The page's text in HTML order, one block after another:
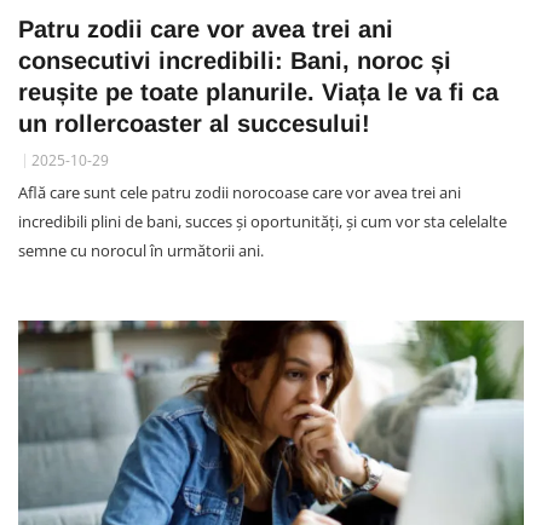
Patru zodii care vor avea trei ani
consecutivi incredibili: Bani, noroc și
reușite pe toate planurile. Viața le va fi ca
un rollercoaster al succesului!
2025-10-29
Află care sunt cele patru zodii norocoase care vor avea trei ani
incredibili plini de bani, succes și oportunități, și cum vor sta celelalte
semne cu norocul în următorii ani.